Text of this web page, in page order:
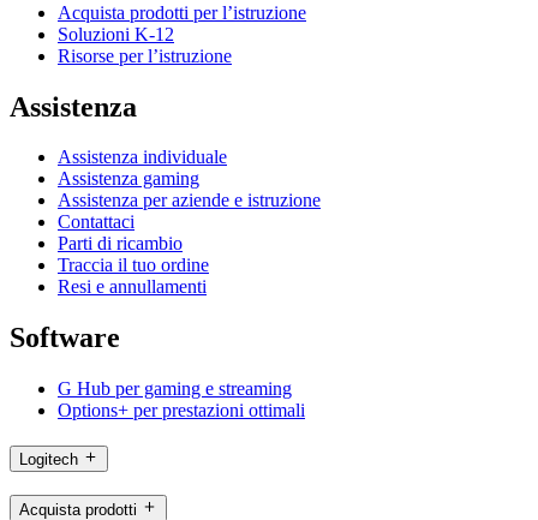
Acquista prodotti per l’istruzione
Soluzioni K-12
Risorse per l’istruzione
Assistenza
Assistenza individuale
Assistenza gaming
Assistenza per aziende e istruzione
Contattaci
Parti di ricambio
Traccia il tuo ordine
Resi e annullamenti
Software
G Hub per gaming e streaming
Options+ per prestazioni ottimali
Logitech
Acquista prodotti